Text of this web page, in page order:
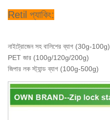
Retil প্যাকিং:
নাইট্রোজেন সহ বালিশের ব্যাগ (30g-100g)
PET জার (100g/120g/200g)
জিপার লক স্ট্যান্ড ব্যাগ (100g-500g)